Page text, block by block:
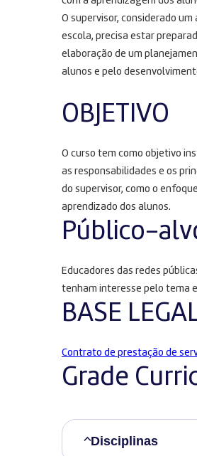
O supervisor, considerado
escola, precisa estar
elaboração de um
alunos e pelo
OBJETIVO
O curso tem como objetivo
as responsabilidades e os
do supervisor, como o
aprendizado dos alunos.
Público-
Educadores das redes
tenham interesse pelo tema
BASE
Contrato de prestação de
Grade
Disciplinas